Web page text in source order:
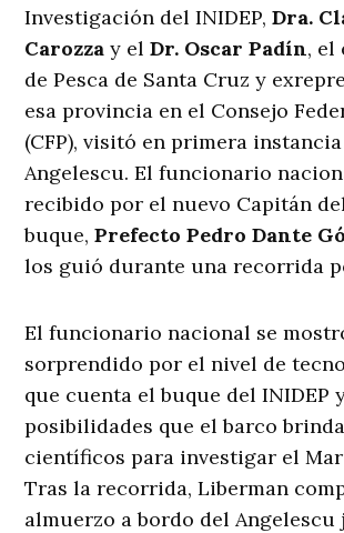
Investigación del INIDEP,Dra.
Carozza y elDr. Oscar Padín, el
de Pesca de Santa Cruz y
esa provincia en el Consejo
(CFP), visitó en primera
Angelescu. El funcionario
recibido por el nuevo Capitán
buque,Prefecto Pedro Dante
los guió durante una recorrida
El funcionario nacional se
sorprendido por el nivel de
que cuenta el buque del INIDEP
posibilidades que el barco
científicos para investigar el
Tras la recorrida, Liberman
almuerzo a bordo del Angelescu